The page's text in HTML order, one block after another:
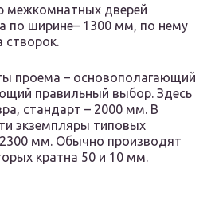
межкомнатных дверей
по ширине– 1300 мм, по нему
створок.
проема – основополагающий
правильный выбор. Здесь
стандарт – 2000 мм. В
экземпляры типовых
мм. Обычно производят
кратна 50 и 10 мм.